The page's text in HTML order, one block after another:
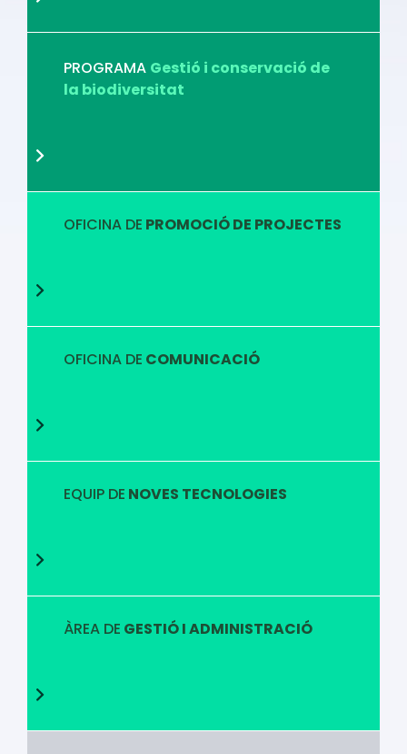
PROGRAMA Gestió i conservació de
la biodiversitat
OFICINA DE PROMOCIÓ DE PROJECTES
OFICINA DE COMUNICACIÓ
EQUIP DE NOVES TECNOLOGIES
ÀREA DE GESTIÓ I ADMINISTRACIÓ